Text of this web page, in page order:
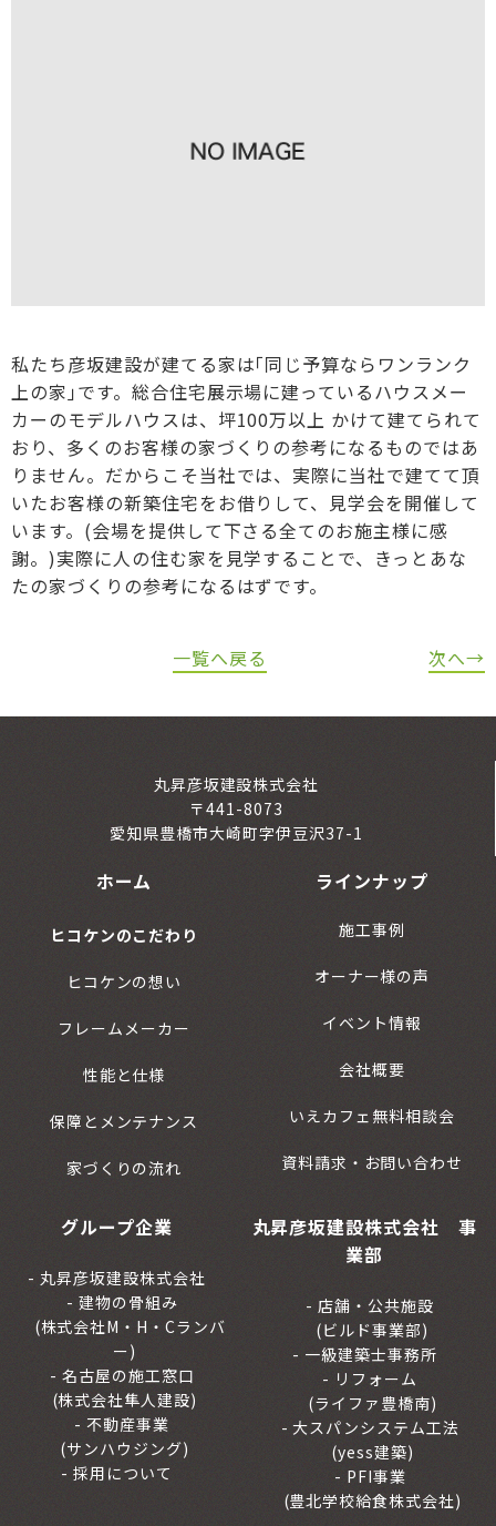
私たち彦坂建設が建てる家は｢同じ予算ならワンランク
上の家｣です。総合住宅展示場に建っているハウスメー
カーのモデルハウスは、坪100万以上 かけて建てられて
おり、多くのお客様の家づくりの参考になるものではあ
りません。だからこそ当社では、実際に当社で建てて頂
いたお客様の新築住宅をお借りして、見学会を開催して
います。(会場を提供して下さる全てのお施主様に感
謝。)実際に人の住む家を見学することで、きっとあな
たの家づくりの参考になるはずです。
一覧へ戻る 次へ→
丸昇彦坂建設株式会社
〒441-8073
愛知県豊橋市大崎町字伊豆沢37-1
ホーム
ヒコケンのこだわり
ヒコケンの想い
フレームメーカー
性能と仕様
保障とメンテナンス
家づくりの流れ
ラインナップ
施工事例
オーナー様の声
イベント情報
会社概要
いえカフェ無料相談会
資料請求・お問い合わせ
グループ企業
丸昇彦坂建設株式会社
建物の骨組み
(株式会社M・H・Cランバ
ー)
名古屋の施工窓口
(株式会社隼人建設)
不動産事業
(サンハウジング)
採用について
丸昇彦坂建設株式会社 事
業部
店舗・公共施設
(ビルド事業部)
一級建築士事務所
リフォーム
(ライファ豊橋南)
大スパンシステム工法
(yess建築)
PFI事業
(豊北学校給食株式会社)